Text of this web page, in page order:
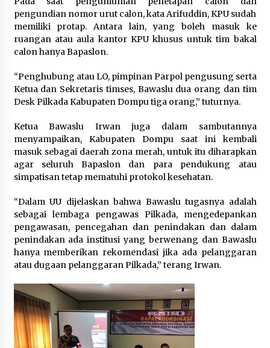
pengundian nomor urut calon, kata Arifuddin, KPU sudah
memiliki protap. Antara lain, yang boleh masuk ke
ruangan atau aula kantor KPU khusus untuk tim bakal
calon hanya Bapaslon.
“Penghubung atau LO, pimpinan Parpol pengusung serta
Ketua dan Sekretaris timses, Bawaslu dua orang dan tim
Desk Pilkada Kabupaten Dompu tiga orang,” tuturnya.
Ketua Bawaslu Irwan juga dalam sambutannya
menyampaikan, Kabupaten Dompu saat ini kembali
masuk sebagai daerah zona merah, untuk itu diharapkan
agar seluruh Bapaslon dan para pendukung atau
simpatisan tetap mematuhi protokol kesehatan.
“Dalam UU dijelaskan bahwa Bawaslu tugasnya adalah
sebagai lembaga pengawas Pilkada, mengedepankan
pengawasan, pencegahan dan penindakan dan dalam
penindakan ada institusi yang berwenang dan Bawaslu
hanya memberikan rekomendasi jika ada pelanggaran
atau dugaan pelanggaran Pilkada,” terang Irwan.